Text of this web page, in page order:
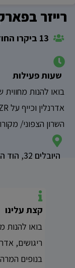
רייזר
שעות פעילות
בואו להנות
השרון הצפוני/
היובלים 32, הוד השרון
קצת עלינו
בואו להנות
בנופים